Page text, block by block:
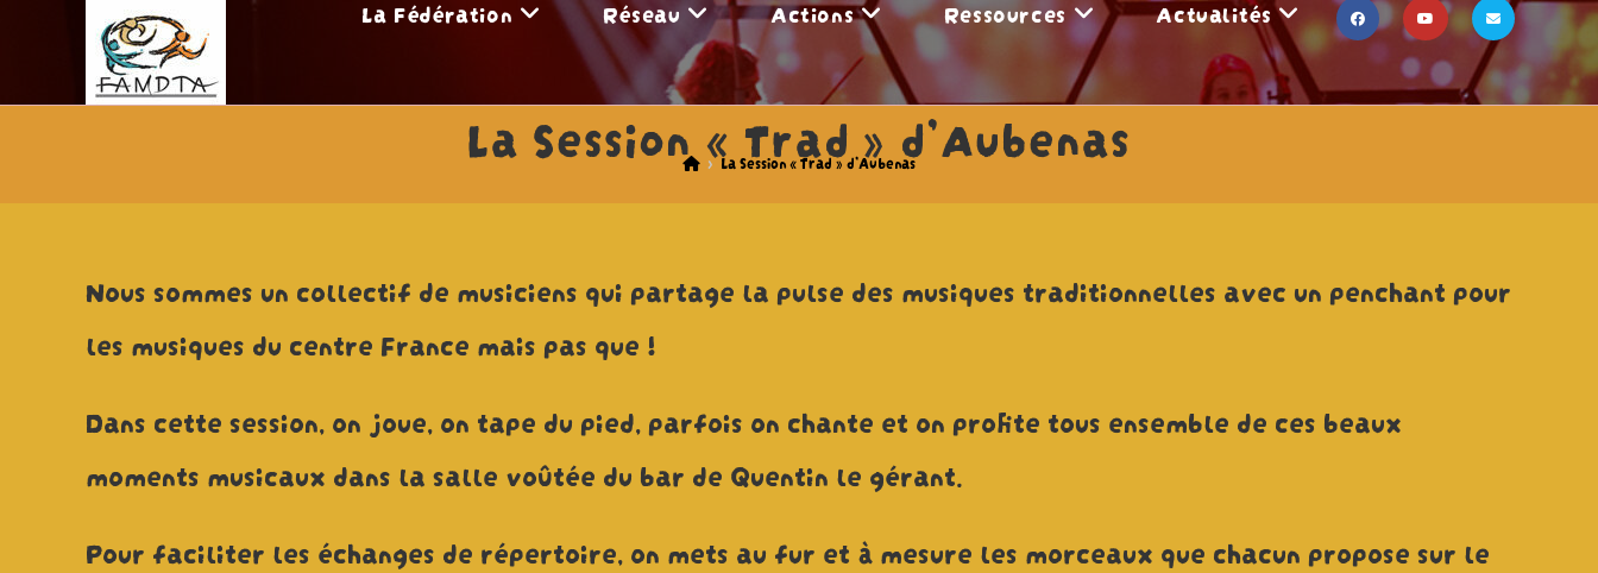
La Fédération Réseau Actions Ressources Actualités
La Session « Trad » d’Aubenas
> La Session « Trad » d’Aubenas
Nous sommes un collectif de musiciens qui partage la pulse des musiques traditionnelles avec un penchant pour
les musiques du centre France mais pas que !
Dans cette session, on joue, on tape du pied, parfois on chante et on profite tous ensemble de ces beaux
moments musicaux dans la salle voûtée du bar de Quentin le gérant.
Pour faciliter les échanges de répertoire, on mets au fur et à mesure les morceaux que chacun propose sur le